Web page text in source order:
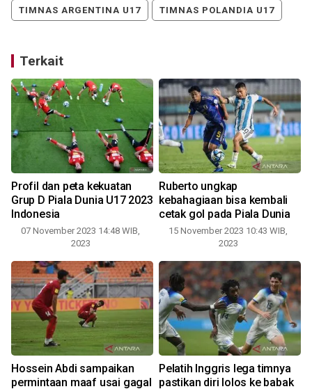
TIMNAS ARGENTINA U17 TIMNAS POLANDIA U17
Terkait
Profil dan peta kekuatan
Grup D Piala Dunia U17 2023
Indonesia
07 November 2023 14:48 WIB,
2023
Ruberto ungkap
kebahagiaan bisa kembali
cetak gol pada Piala Dunia
15 November 2023 10:43 WIB,
2023
Hossein Abdi sampaikan
permintaan maaf usai gagal
Pelatih Inggris lega timnya
pastikan diri lolos ke babak